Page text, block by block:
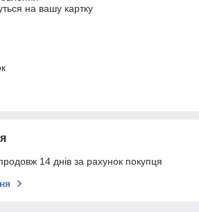
на вашу картку
14 днів за рахунок покупця